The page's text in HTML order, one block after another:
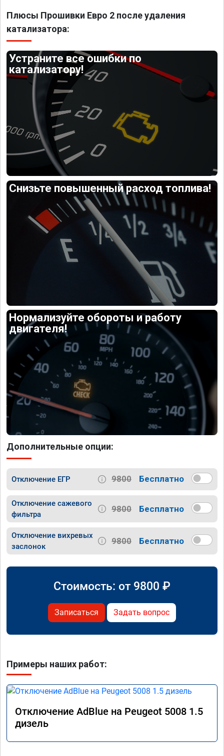
Плюсы Прошивки Евро 2 после удаления
катализатора:
Устраните все ошибки по
катализатору!
Снизьте повышенный расход топлива!
Нормализуйте обороты и работу
двигателя!
Дополнительные опции:
Отключение ЕГР 9800 Бесплатно
Отключение сажевого
фильтра
9800 Бесплатно
Отключение вихревых
заслонок
9800 Бесплатно
Стоимость: от 9800 ₽
Записаться Задать вопрос
Примеры наших работ:
Отключение AdBlue на Peugeot 5008 1.5
дизель